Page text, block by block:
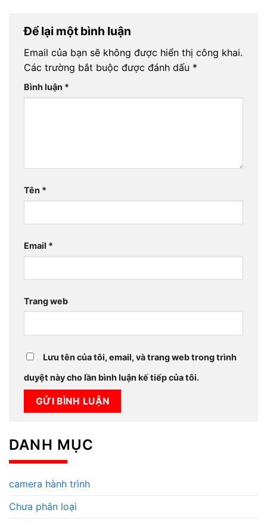
Để lại một bình luận
Email của bạn sẽ không được hiển thị công khai.
Các trường bắt buộc được đánh dấu *
Bình luận *
Tên *
Email *
Trang web
Lưu tên của tôi, email, và trang web trong trình
duyệt này cho lần bình luận kế tiếp của tôi.
DANH MỤC
camera hành trình
Chưa phân loại